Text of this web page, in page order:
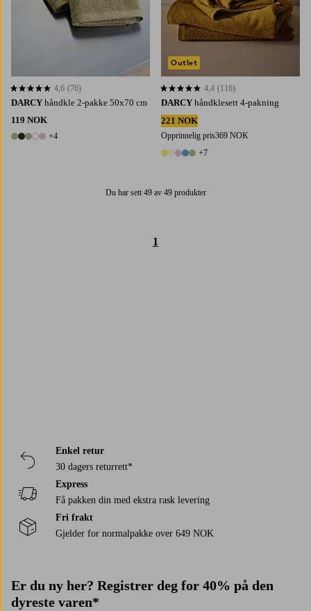
DARCY håndkle 2-pakke 50x70 cm
119 NOK
9 farger
+4
4,6 basert på 76 karaktergivninger
4,6 (76)
DARCY håndklesett 4-pakning
221 NOK
Opprinnelig pris369 NOK
12 farger
+7
4,4 basert på 116 karaktergivninger
4,4 (116)
Outlet
Du har sett 49 av 49 produkter
1
Enkel retur
30 dagers returrett*
Express
Få pakken din med ekstra rask levering
Fri frakt
Gjelder for normalpakke over 649 NOK
Er du ny her? Registrer deg for 40% på den
dyreste varen*